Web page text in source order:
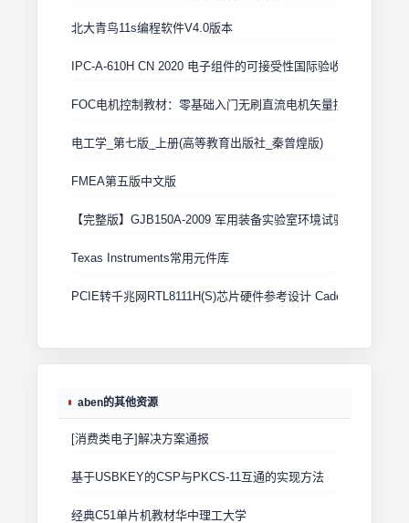
北大青鸟11s编程软件V4.0版本
IPC-A-610H CN 2020 电子组件的可接受性国际验收标准
FOC电机控制教材：零基础入门无刷直流电机矢量控制技术 上
电工学_第七版_上册(高等教育出版社_秦曾煌版)
FMEA第五版中文版
【完整版】GJB150A-2009 军用装备实验室环境试验方法
Texas Instruments常用元件库
PCIE转千兆网RTL8111H(S)芯片硬件参考设计 Cadence原理图
aben的其他资源
[消费类电子]解决方案通报
基于USBKEY的CSP与PKCS-11互通的实现方法
经典C51单片机教材华中理工大学